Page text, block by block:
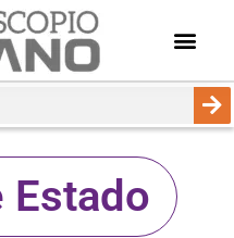
Estado